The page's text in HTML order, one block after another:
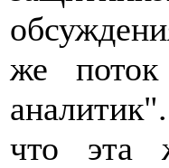
же
что эта